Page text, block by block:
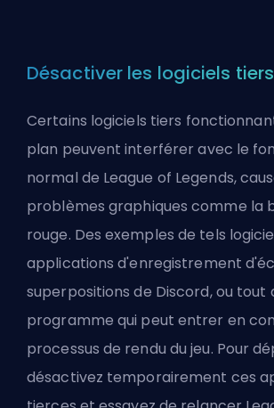
Désactiver les logiciels tiers
Certains logiciels tiers
plan peuvent interférer avec le
normal de League of Legends,
problèmes graphiques comme la
rouge. Des exemples de tels
applications d'enregistrement
superpositions de Discord, ou tout
programme qui peut entrer en
processus de rendu du jeu. Pour
désactivez temporairement ces